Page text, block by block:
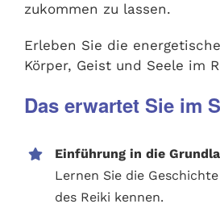
zukommen zu lassen.
Erleben Sie die
Körper, Geist und Seele im
Das erwartet Sie im
Einführung in die
Lernen Sie die
des Reiki kennen.